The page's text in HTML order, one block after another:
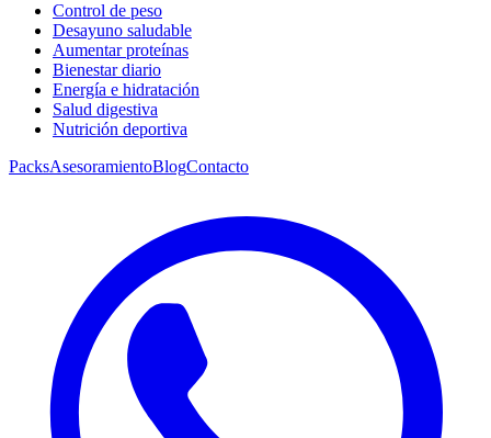
Control de peso
Desayuno saludable
Aumentar proteínas
Bienestar diario
Energía e hidratación
Salud digestiva
Nutrición deportiva
PacksAsesoramientoBlogContacto